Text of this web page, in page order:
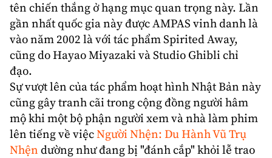
tên chiến thắng ở hạng mục quan trọng này. Lần
gần nhất quốc gia này được AMPAS vinh danh là
vào năm 2002 là với tác phẩm Spirited Away,
cũng do Hayao Miyazaki và Studio Ghibli chỉ
đạo.
Sự vượt lên của tác phẩmhoạt hìnhNhật Bản này
cũng gây tranh cãi trong cộng đồng người hâm
mộ khi một bộ phận người xem và nhà làm phim
lên tiếng về việcNgười Nhện: Du Hành Vũ Trụ
Nhện dường như đang bị "đánh cắp" khỏi lễ trao